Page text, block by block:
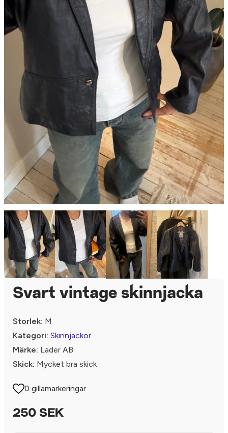
Svart vintage skinnjacka
Storlek: M
Kategori: Skinnjackor
Märke: Läder AB
Skick: Mycket bra skick
0 gillamarkeringar
250 SEK